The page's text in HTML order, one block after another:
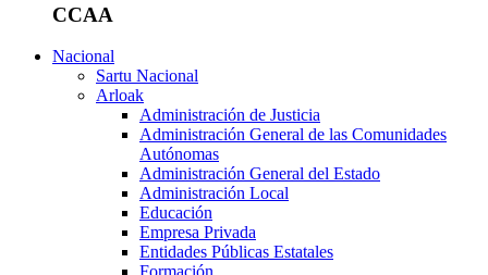
CCAA
Nacional
Sartu Nacional
Arloak
Administración de Justicia
Administración General de las Comunidades
Autónomas
Administración General del Estado
Administración Local
Educación
Empresa Privada
Entidades Públicas Estatales